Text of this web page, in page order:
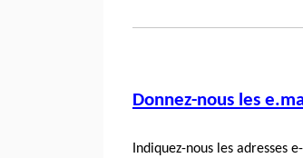
Donnez-nous les
Indiquez-nous les adresses